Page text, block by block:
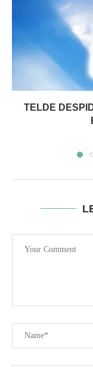
TELDE